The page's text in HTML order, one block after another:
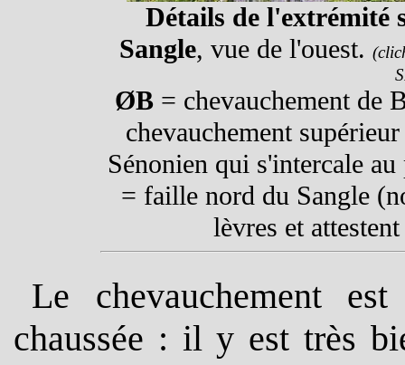
Détails de l'extrémité
Sangle, vue de l'ouest.
ØB= chevauchement de
chevauchement
Sénonien qui s'intercale
= faille nord du Sangle
lèvres et
Le chevauchement
chaussée : ily est très